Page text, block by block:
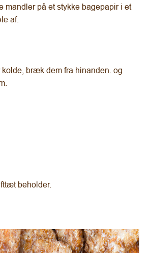
mandler på et stykke bagepapir i et
af.
kolde, bræk dem fra hinanden. og
beholder.